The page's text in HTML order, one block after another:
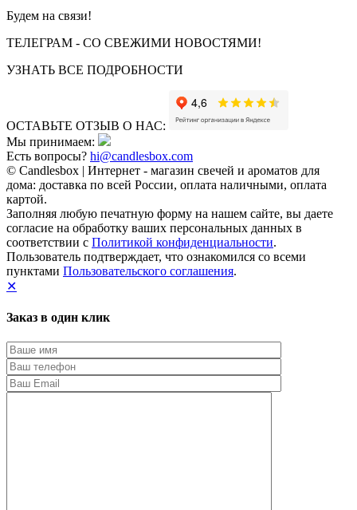
Будем на связи!
ТЕЛЕГРАМ - СО СВЕЖИМИ НОВОСТЯМИ!
УЗНАТЬ ВСЕ ПОДРОБНОСТИ
ОСТАВЬТЕ ОТЗЫВ О НАС:
Мы принимаем:
Есть вопросы? hi@candlesbox.com
© Candlesbox | Интернет - магазин свечей и ароматов для
дома: доставка по всей России, оплата наличными, оплата
картой.
Заполняя любую печатную форму на нашем сайте, вы даете
согласие на обработку ваших персональных данных в
соответствии с Политикой конфиденциальности.
Пользователь подтверждает, что ознакомился со всеми
пунктами Пользовательского соглашения.
✕
Заказ в один клик